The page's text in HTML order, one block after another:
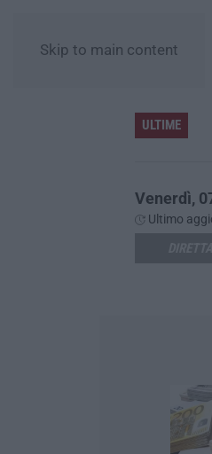
Skip to main content
ULTIME
Venerdì,
Ultimo